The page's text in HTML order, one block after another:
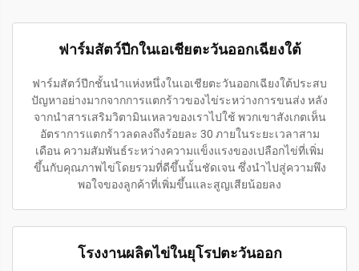
ฟาร์มสัตว์ปีกในเอเชียตะวันออกเฉียงใต้
ฟาร์มสัตว์ปีกชั้นนำแห่งหนึ่งในเอเชียตะวันออกเฉียงใต้ประสบ
ปัญหาอย่างมากจากการแตกร้าวของไข่ระหว่างการขนส่ง หลัง
จากนำสารเสริมวิตามินเหลวของเราไปใช้ พวกเขาสังเกตเห็น
อัตราการแตกร้าวลดลงถึงร้อยละ 30 ภายในระยะเวลาสาม
เดือน ความสัมพันธ์ระหว่างความแข็งแรงของเปลือกไข่ที่เพิ่ม
ขึ้นกับคุณภาพไข่โดยรวมที่ดีขึ้นนั้นชัดเจน ซึ่งนำไปสู่ความพึง
พอใจของลูกค้าที่เพิ่มขึ้นและสูญเสียน้อยลง
โรงงานผลิตไข่ในยุโรปตะวันออก